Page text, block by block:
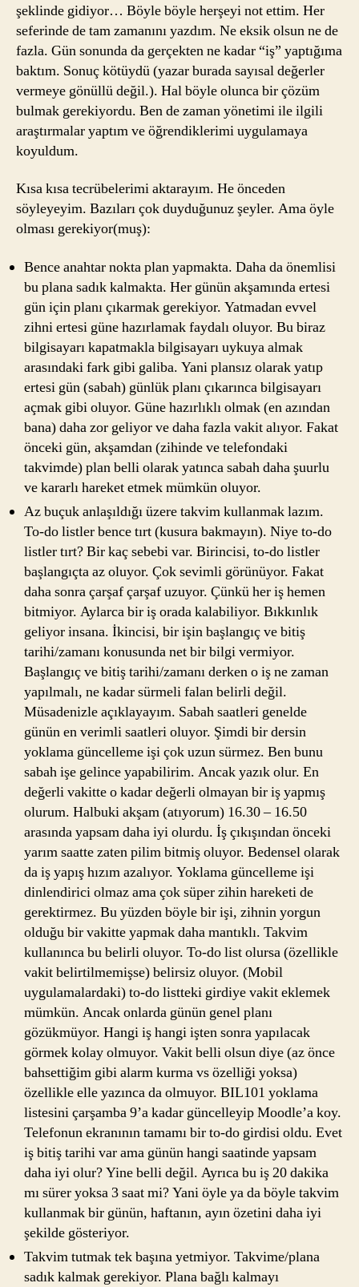
şeklinde gidiyor… Böyle böyle herşeyi not ettim. Her
seferinde de tam zamanını yazdım. Ne eksik olsun ne de
fazla. Gün sonunda da gerçekten ne kadar “iş” yaptığıma
baktım. Sonuç kötüydü (yazar burada sayısal değerler
vermeye gönüllü değil.). Hal böyle olunca bir çözüm
bulmak gerekiyordu. Ben de zaman yönetimi ile ilgili
araştırmalar yaptım ve öğrendiklerimi uygulamaya
koyuldum.
Kısa kısa tecrübelerimi aktarayım. He önceden
söyleyeyim. Bazıları çok duyduğunuz şeyler. Ama öyle
olması gerekiyor(muş):
Bence anahtar nokta plan yapmakta. Daha da önemlisi
bu plana sadık kalmakta. Her günün akşamında ertesi
gün için planı çıkarmak gerekiyor. Yatmadan evvel
zihni ertesi güne hazırlamak faydalı oluyor. Bu biraz
bilgisayarı kapatmakla bilgisayarı uykuya almak
arasındaki fark gibi galiba. Yani plansız olarak yatıp
ertesi gün (sabah) günlük planı çıkarınca bilgisayarı
açmak gibi oluyor. Güne hazırlıklı olmak (en azından
bana) daha zor geliyor ve daha fazla vakit alıyor. Fakat
önceki gün, akşamdan (zihinde ve telefondaki
takvimde) plan belli olarak yatınca sabah daha şuurlu
ve kararlı hareket etmek mümkün oluyor.
Az buçuk anlaşıldığı üzere takvim kullanmak lazım.
To-do listler bence tırt (kusura bakmayın). Niye to-do
listler tırt? Bir kaç sebebi var. Birincisi, to-do listler
başlangıçta az oluyor. Çok sevimli görünüyor. Fakat
daha sonra çarşaf çarşaf uzuyor. Çünkü her iş hemen
bitmiyor. Aylarca bir iş orada kalabiliyor. Bıkkınlık
geliyor insana. İkincisi, bir işin başlangıç ve bitiş
tarihi/zamanı konusunda net bir bilgi vermiyor.
Başlangıç ve bitiş tarihi/zamanı derken o iş ne zaman
yapılmalı, ne kadar sürmeli falan belirli değil.
Müsadenizle açıklayayım. Sabah saatleri genelde
günün en verimli saatleri oluyor. Şimdi bir dersin
yoklama güncelleme işi çok uzun sürmez. Ben bunu
sabah işe gelince yapabilirim. Ancak yazık olur. En
değerli vakitte o kadar değerli olmayan bir iş yapmış
olurum. Halbuki akşam (atıyorum) 16.30 – 16.50
arasında yapsam daha iyi olurdu. İş çıkışından önceki
yarım saatte zaten pilim bitmiş oluyor. Bedensel olarak
da iş yapış hızım azalıyor. Yoklama güncelleme işi
dinlendirici olmaz ama çok süper zihin hareketi de
gerektirmez. Bu yüzden böyle bir işi, zihnin yorgun
olduğu bir vakitte yapmak daha mantıklı. Takvim
kullanınca bu belirli oluyor. To-do list olursa (özellikle
vakit belirtilmemişse) belirsiz oluyor. (Mobil
uygulamalardaki) to-do listteki girdiye vakit eklemek
mümkün. Ancak onlarda günün genel planı
gözükmüyor. Hangi iş hangi işten sonra yapılacak
görmek kolay olmuyor. Vakit belli olsun diye (az önce
bahsettiğim gibi alarm kurma vs özelliği yoksa)
özellikle elle yazınca da olmuyor. BIL101 yoklama
listesini çarşamba 9’a kadar güncelleyip Moodle’a koy.
Telefonun ekranının tamamı bir to-do girdisi oldu. Evet
iş bitiş tarihi var ama günün hangi saatinde yapsam
daha iyi olur? Yine belli değil. Ayrıca bu iş 20 dakika
mı sürer yoksa 3 saat mi? Yani öyle ya da böyle takvim
kullanmak bir günün, haftanın, ayın özetini daha iyi
şekilde gösteriyor.
Takvim tutmak tek başına yetmiyor. Takvime/plana
sadık kalmak gerekiyor. Plana bağlı kalmayı